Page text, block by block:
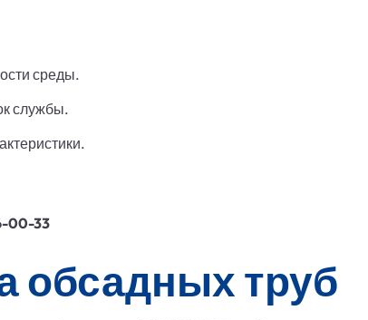
среды.
службы.
00-33
обсадных труб